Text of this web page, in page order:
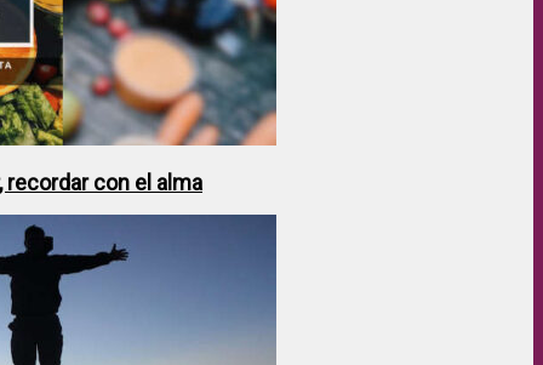
recordar con el alma